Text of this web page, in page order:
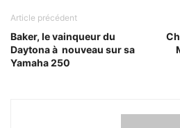
Article précédent
Baker, le vainqueur du
Daytona à nouveau sur sa
Yamaha 250